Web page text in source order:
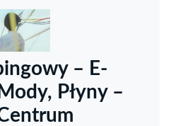
– E-
Płyny –